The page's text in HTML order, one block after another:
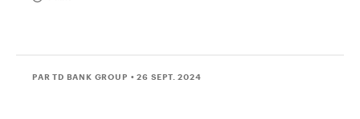
PAR TD BANK GROUP • 26 SEPT. 2024